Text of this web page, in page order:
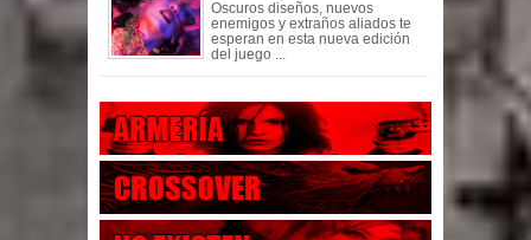
Oscuros diseños, nuevos
enemigos y extraños aliados te
esperan en esta nueva edición
del juego ...